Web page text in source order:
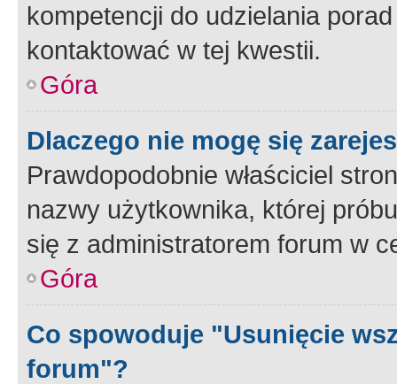
kompetencji do udzielania
kontaktować w tej kwestii.
Góra
Dlaczego nie mogę się
Prawdopodobnie właściciel
nazwy użytkownika, której
się z administratorem forum w
Góra
Co spowoduje "Usunięcie
forum"?